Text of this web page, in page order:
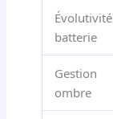
Évolutivité
batterie
Gestion
ombre